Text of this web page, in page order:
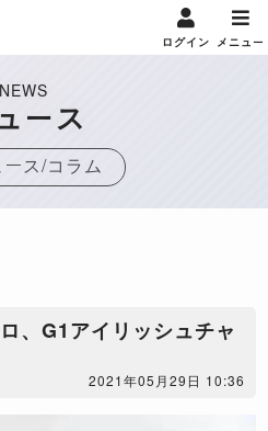
ログイン メニュー
NEWS
ース
ス/コラム
、G1アイリッシュチャ
2021年05月29日 10:36